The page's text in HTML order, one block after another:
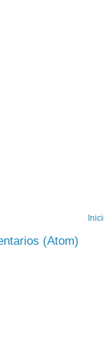
(Atom)